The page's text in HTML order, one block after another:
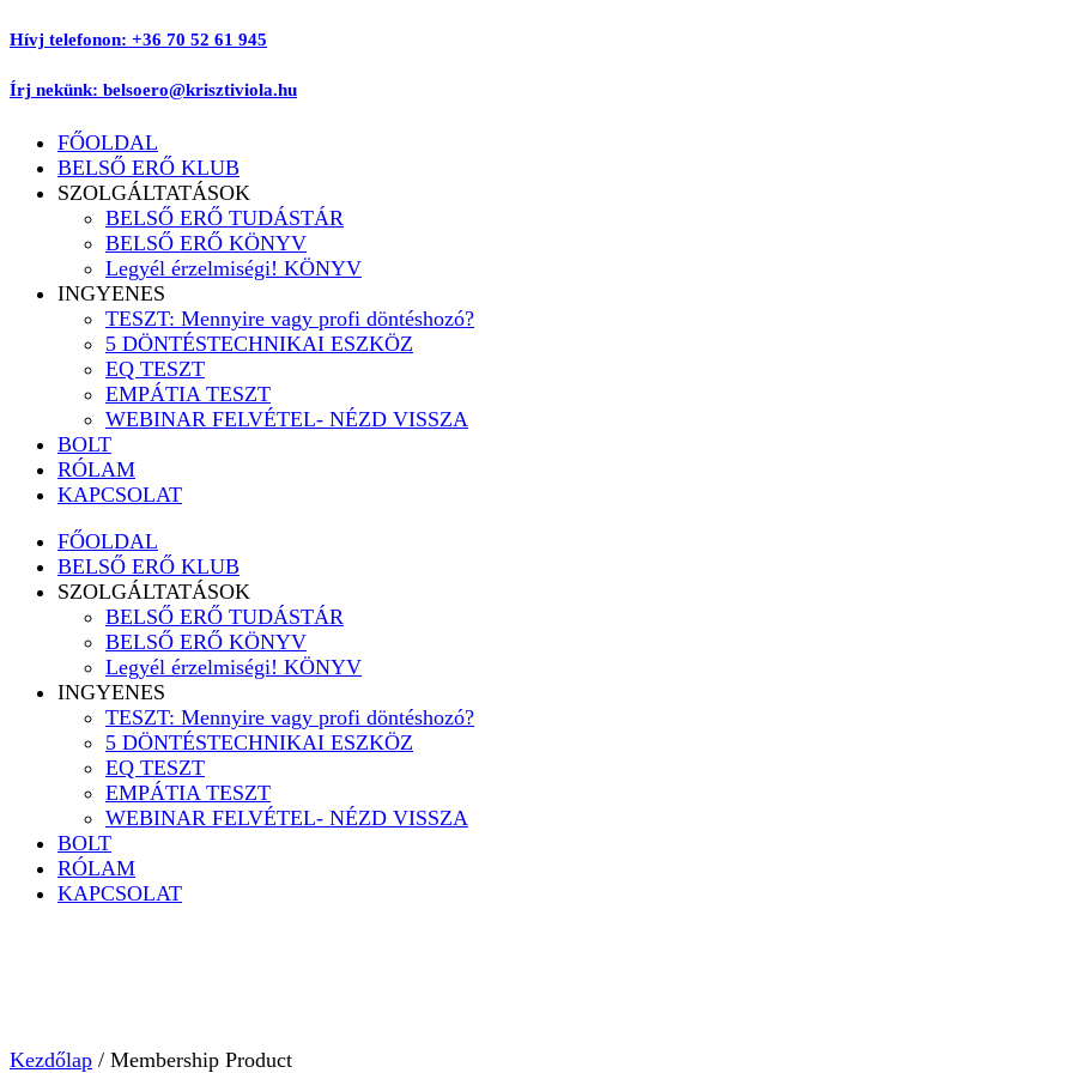
Ugrás
tartalomhoz
Hívj telefonon: +36 70 52 61 945
Írj nekünk: belsoero@krisztiviola.hu
FŐOLDAL
BELSŐ ERŐ KLUB
SZOLGÁLTATÁSOK
BELSŐ ERŐ TUDÁSTÁR
BELSŐ ERŐ KÖNYV
Legyél érzelmiségi! KÖNYV
INGYENES
TESZT: Mennyire vagy profi döntéshozó?
5 DÖNTÉSTECHNIKAI ESZKÖZ
EQ TESZT
EMPÁTIA TESZT
WEBINAR FELVÉTEL- NÉZD VISSZA
BOLT
RÓLAM
KAPCSOLAT
FŐOLDAL
BELSŐ ERŐ KLUB
SZOLGÁLTATÁSOK
BELSŐ ERŐ TUDÁSTÁR
BELSŐ ERŐ KÖNYV
Legyél érzelmiségi! KÖNYV
INGYENES
TESZT: Mennyire vagy profi döntéshozó?
5 DÖNTÉSTECHNIKAI ESZKÖZ
EQ TESZT
EMPÁTIA TESZT
WEBINAR FELVÉTEL- NÉZD VISSZA
BOLT
RÓLAM
KAPCSOLAT
Kezdőlap / Membership Product